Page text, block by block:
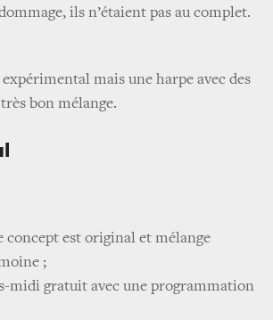
ils n’étaient pas au complet.
mais une harpe avec des
bon mélange.
concept est original et mélange
;
midi gratuit avec une programmation